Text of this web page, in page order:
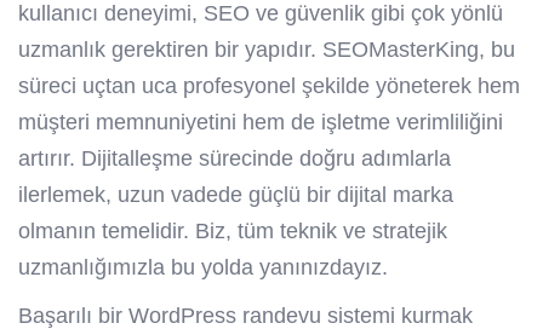
kullanıcı deneyimi, SEO ve güvenlik gibi çok yönlü
uzmanlık gerektiren bir yapıdır. SEOMasterKing, bu
süreci uçtan uca profesyonel şekilde yöneterek hem
müşteri memnuniyetini hem de işletme verimliliğini
artırır. Dijitalleşme sürecinde doğru adımlarla
ilerlemek, uzun vadede güçlü bir dijital marka
olmanın temelidir. Biz, tüm teknik ve stratejik
uzmanlığımızla bu yolda yanınızdayız.
Başarılı bir WordPress randevu sistemi kurmak